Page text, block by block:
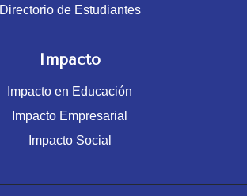
Directorio de Estudiantes
Impacto
Impacto en Educación
Impacto Empresarial
Impacto Social